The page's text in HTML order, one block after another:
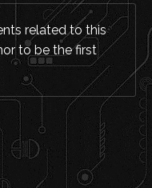
related to this
to be the first